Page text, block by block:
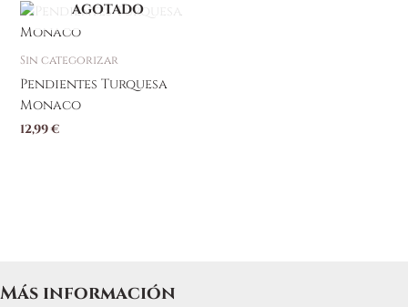
AGOTADO
Sin categorizar
Pendientes Turquesa
Monaco
12,99€
Más información